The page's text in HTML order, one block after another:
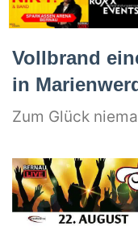
Vollbrand
in
Zum Glück